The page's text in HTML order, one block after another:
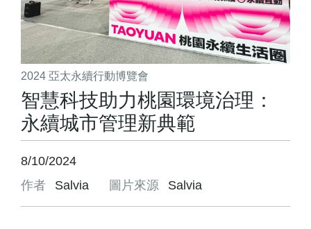
2024 亞太永續行動博覽會
智慧科技助力桃園環境治理：
永續城市管理新典範
8/10/2024
作者
Salvia 圖片來源 Salvia